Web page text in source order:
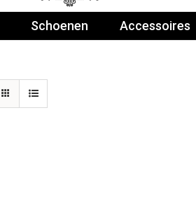
Schoenen Accessoires